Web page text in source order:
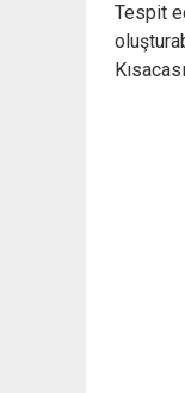
Tespit